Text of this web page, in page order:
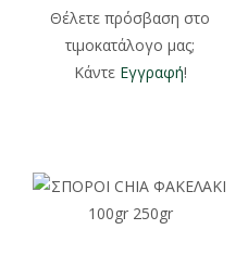
Θέλετε πρόσβαση στο
τιμοκατάλογο μας;
Κάντε Εγγραφή!